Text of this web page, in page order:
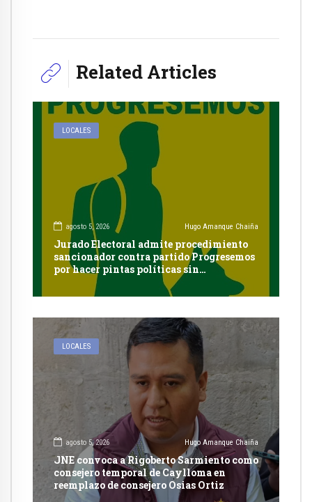
Related Articles
LOCALES
agosto 5, 2026 Hugo Amanque Chaiña
Jurado Electoral admite procedimiento
sancionador contra partido Progresemos
por hacer pintas políticas sin
autorización en Cayma
LOCALES
agosto 5, 2026 Hugo Amanque Chaiña
JNE convoca a Rigoberto Sarmiento como
consejero temporal de Caylloma en
reemplazo de consejero Osias Ortiz